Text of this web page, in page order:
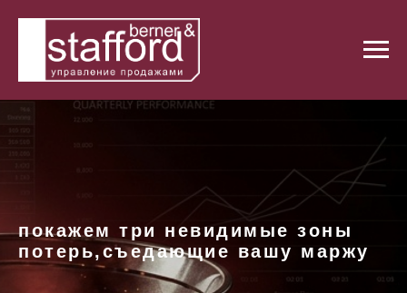
покажем три невидимые зоны
потерь,съедающие вашу маржу